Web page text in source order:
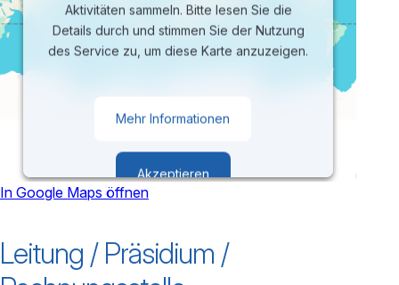
Aktivitäten sammeln. Bitte lesen Sie die
Details durch und stimmen Sie der Nutzung
des Service zu, um diese Karte anzuzeigen.
Mehr Informationen
Akzeptieren
Management Platform
In Google Maps öffnen
Leitung / Präsidium /